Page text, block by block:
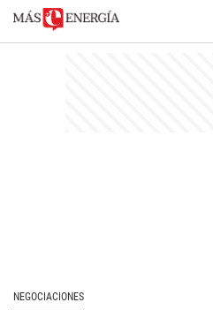
NEGOCIACIONES